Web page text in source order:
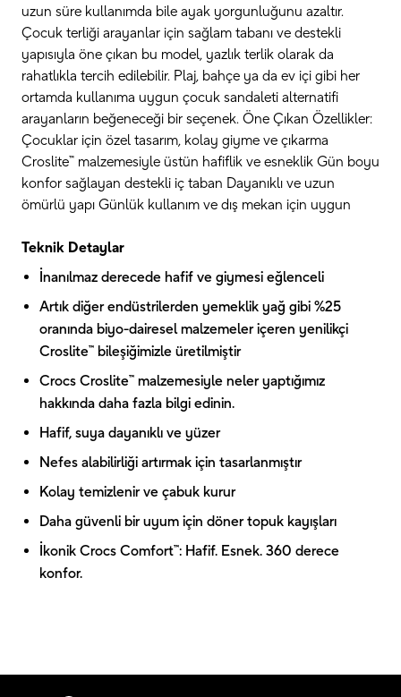
uzun süre kullanımda bile ayak yorgunluğunu azaltır.
Çocuk terliği arayanlar için sağlam tabanı ve destekli
yapısıyla öne çıkan bu model, yazlık terlik olarak da
rahatlıkla tercih edilebilir. Plaj, bahçe ya da ev içi gibi her
ortamda kullanıma uygun çocuk sandaleti alternatifi
arayanların beğeneceği bir seçenek. Öne Çıkan Özellikler:
Çocuklar için özel tasarım, kolay giyme ve çıkarma
Croslite™ malzemesiyle üstün hafiflik ve esneklik Gün boyu
konfor sağlayan destekli iç taban Dayanıklı ve uzun
ömürlü yapı Günlük kullanım ve dış mekan için uygun
Teknik Detaylar
İnanılmaz derecede hafif ve giymesi eğlenceli
Artık diğer endüstrilerden yemeklik yağ gibi %25
oranında biyo-dairesel malzemeler içeren yenilikçi
Croslite™ bileşiğimizle üretilmiştir
Crocs Croslite™ malzemesiyle neler yaptığımız
hakkında daha fazla bilgi edinin.
Hafif, suya dayanıklı ve yüzer
Nefes alabilirliği artırmak için tasarlanmıştır
Kolay temizlenir ve çabuk kurur
Daha güvenli bir uyum için döner topuk kayışları
İkonik Crocs Comfort™: Hafif. Esnek. 360 derece
konfor.